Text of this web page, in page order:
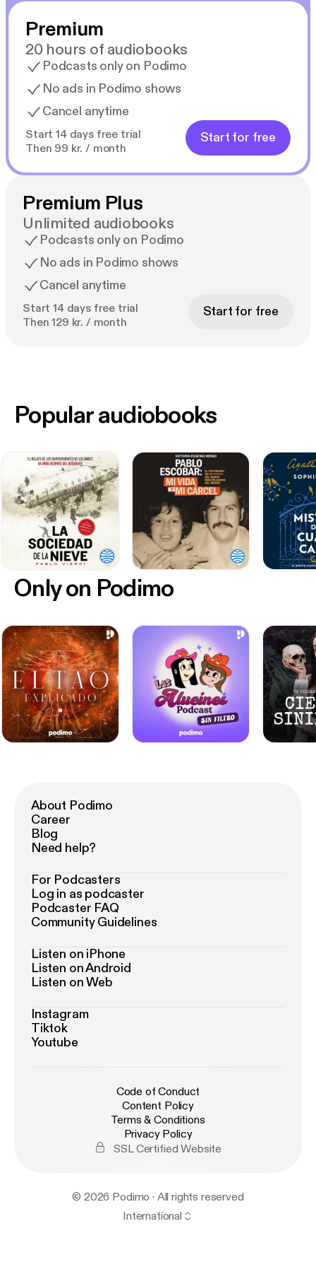
Premium
20 hours of audiobooks
Podcasts only on Podimo
No ads in Podimo shows
Cancel anytime
Start 14 days free trial
Then 99 kr. / month
Start for free
Premium Plus
Unlimited audiobooks
Podcasts only on Podimo
No ads in Podimo shows
Cancel anytime
Start 14 days free trial
Then 129 kr. / month
Start for free
Only on Podimo
Popular audiobooks
About Podimo
Career
Blog
Need help?
For Podcasters
Log in as podcaster
Podcaster FAQ
Community Guidelines
Listen on iPhone
Listen on Android
Listen on Web
Instagram
Tiktok
Youtube
Code of Conduct
Content Policy
Terms & Conditions
Privacy Policy
SSL Certified Website
© 2026 Podimo · All rights reserved
International